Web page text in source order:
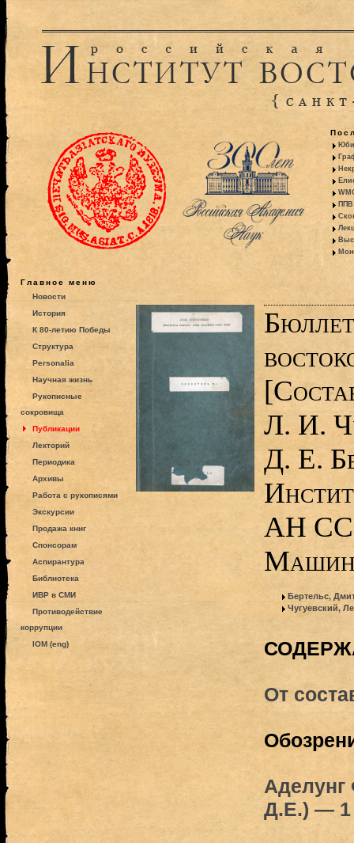
ППВ
Главное меню
Новости
История
К 80-летию Победы
Структура
Personalia
Научная жизнь
Рукописные
сокровища
Публикации
Лекторий
Периодика
Архивы
Работа с рукописями
Экскурсии
Продажа книг
Спонсорам
Аспирантура
Библиотека
ИВР в СМИ
Противодействие
коррупции
IOM (eng)
Л. И.
Д. Е.
АН
Бертельс,
Чугуевский,
От
Аделунг
Д.Е.) — 1